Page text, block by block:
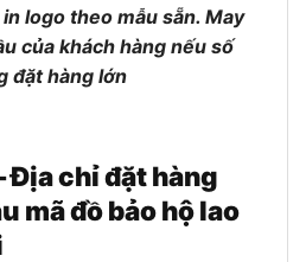
logo theo mẫu sẵn. May
của khách hàng nếu số
đặt hàng lớn
Địa chỉ đặt hàng
mã đồ bảo hộ lao